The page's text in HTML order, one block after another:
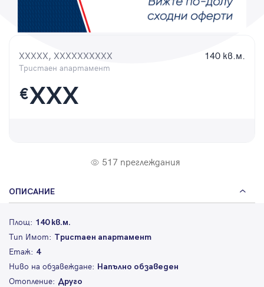
XXXXX, XXXXXXXXXX
Тристаен апартамент
140 кв.м.
€XXX
517 преглеждания
ОПИСАНИЕ
Площ: 140 кв.м.
Тип Имот: Тристаен апартамент
Етаж: 4
Ниво на обзавеждане: Напълно обзаведен
Отопление: Друго
Парола